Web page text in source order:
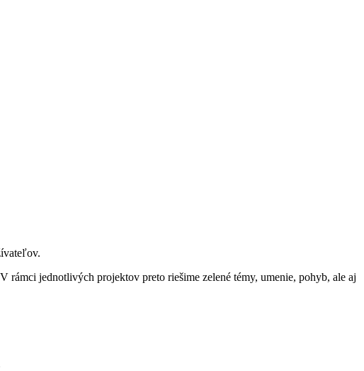
rámci jednotlivých projektov preto riešime zelené témy, umenie, pohyb, ale aj